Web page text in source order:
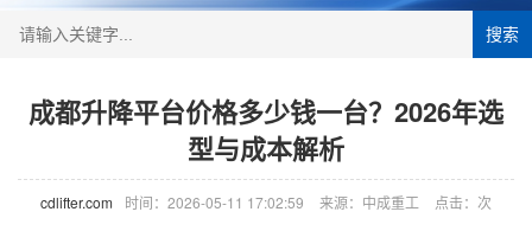
搜索
成都升降平台价格多少钱一台？2026年选
型与成本解析
cdlifter.com 时间：2026-05-11 17:02:59 来源：中成重工 点击： 次